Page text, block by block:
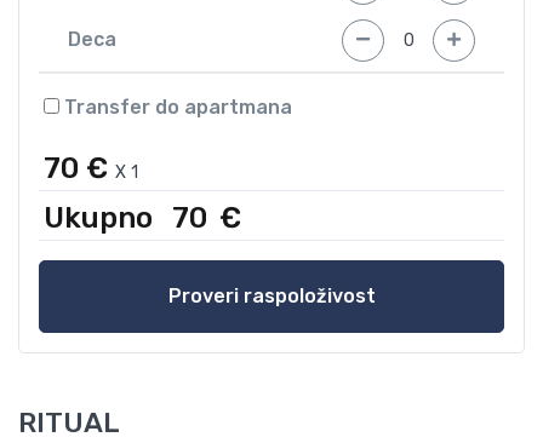
RITUAL
Deca
Transfer do apartmana
70 € X 1
Ukupno 70 €
Proveri raspoloživost